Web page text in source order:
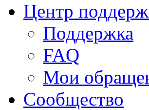
Центр
Поддержка
FAQ
Мои
Сообщество